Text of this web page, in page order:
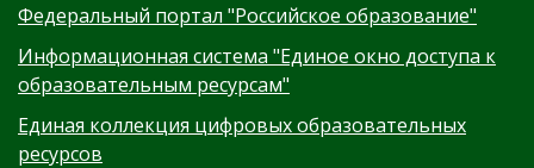
Федеральный портал "Российское образование"
Информационная система "Единое окно доступа к
образовательным ресурсам"
Единая коллекция цифровых образовательных
ресурсов